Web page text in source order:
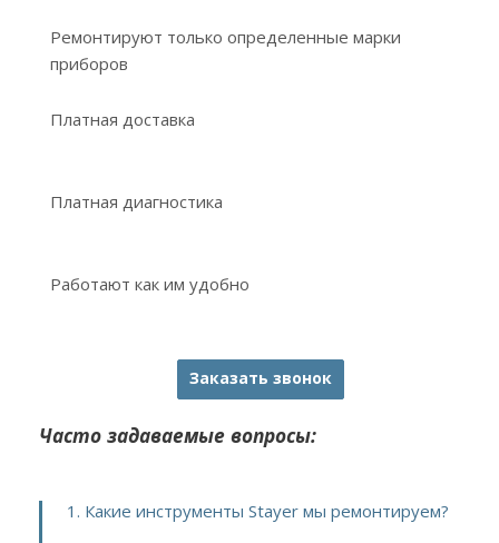
Ремонтируют только определенные марки
приборов
Платная доставка
Платная диагностика
Работают как им удобно
Заказать звонок
Часто задаваемые вопросы:
1. Какие инструменты Stayer мы ремонтируем?